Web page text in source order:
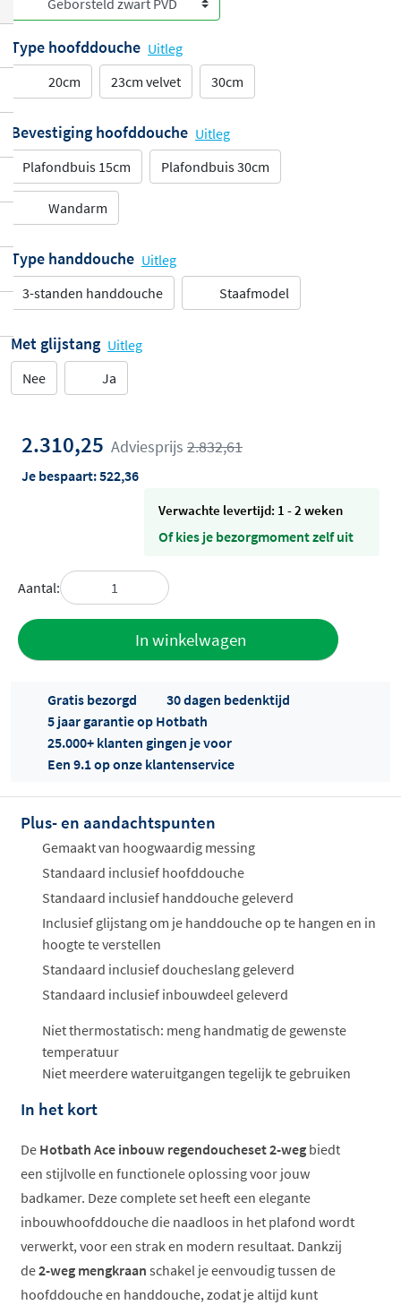
Type hoofddouche Uitleg
20cm
23cm velvet 30cm
Bevestiging hoofddouche Uitleg
Plafondbuis 15cm
Plafondbuis 30cm
Wandarm
Type handdouche Uitleg
3-standen handdouche
Staafmodel
Met glijstang Uitleg
Nee
Ja
2.310,25 Adviesprijs 2.832,61
Je bespaart:522,36
Verwachte levertijd: 1 - 2 weken
Of kies je bezorgmoment zelf uit
Aantal:
In winkelwagen
Offertes
ophalen...
Gratis bezorgd
30 dagen bedenktijd
5 jaar garantie op Hotbath
25.000+ klanten gingen je voor
Een 9.1 op onze klantenservice
Plus- en aandachtspunten
Gemaakt van hoogwaardig messing
Standaard inclusief hoofddouche
Standaard inclusief handdouche geleverd
Inclusief glijstang om je handdouche op te hangen en in
hoogte te verstellen
Standaard inclusief doucheslang geleverd
Standaard inclusief inbouwdeel geleverd
Niet thermostatisch: meng handmatig de gewenste
temperatuur
Niet meerdere wateruitgangen tegelijk te gebruiken
In het kort
De Hotbath Ace inbouw regendoucheset 2-weg biedt
een stijlvolle en functionele oplossing voor jouw
badkamer. Deze complete set heeft een elegante
inbouwhoofddouche die naadloos in het plafond wordt
verwerkt, voor een strak en modern resultaat. Dankzij
de2-weg mengkraan schakel je eenvoudig tussen de
hoofddouche en handdouche, zodat je altijd kunt